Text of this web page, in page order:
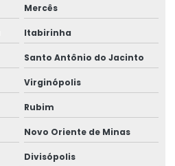
Mercês
Itabirinha
Santo Antônio do Jacinto
Virginópolis
Rubim
Novo Oriente de Minas
Divisópolis